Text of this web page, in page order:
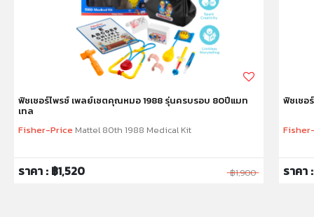
ฟิชเชอร์ไพรซ์ เพลย์เซตคุณหมอ 1988 รุ่นครบรอบ 80ปีแมท
เทล
Fisher-Price Mattel 80th 1988 Medical Kit
ราคา : ฿1,520 ฿1,900
ฟิชเชอ
ราคา